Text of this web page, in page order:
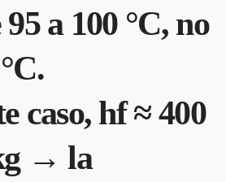
95 a 100 °C, no
caso, hf​ ≈ 400
→ la